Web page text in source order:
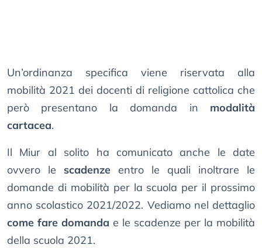
Un’ordinanza specifica viene riservata alla
mobilità 2021 dei docenti di religione cattolica che
però presentano la domanda in modalità
cartacea.
Il Miur al solito ha comunicato anche le date
ovvero le scadenze entro le quali inoltrare le
domande di mobilità per la scuola per il prossimo
anno scolastico 2021/2022. Vediamo nel dettaglio
come fare domanda e le scadenze per la mobilità
della scuola 2021.